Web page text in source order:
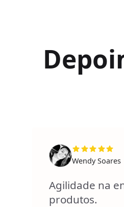
Wendy Soares
Agilidade na
produtos.